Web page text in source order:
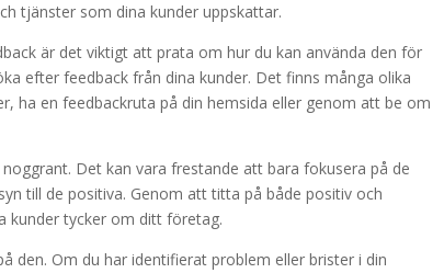
tjänster som dina kunder uppskattar.
är det viktigt att prata om hur du kan använda den för
efter feedback från dina kunder. Det finns många olika
ha en feedbackruta på din hemsida eller genom att be om
Det kan vara frestande att bara fokusera på de
till de positiva. Genom att titta på både positiv och
kunder tycker om ditt företag.
den. Om du har identifierat problem eller brister i din